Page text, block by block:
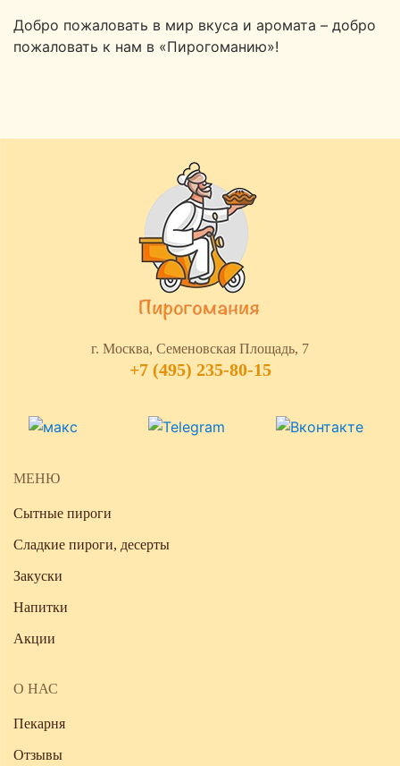
Добро пожаловать в мир вкуса и аромата – добро
пожаловать к нам в «Пирогоманию»!
г. Москва, Семеновская Площадь, 7
+7 (495) 235-80-15
МЕНЮ
Сытные пироги
Сладкие пироги, десерты
Закуски
Напитки
Акции
О НАС
Пекарня
Отзывы